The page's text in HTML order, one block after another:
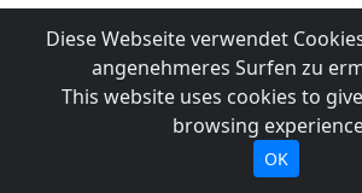
Diese Webseite verwendet
angenehmeres Surfen zu
This website uses cookies to
browsing
OK